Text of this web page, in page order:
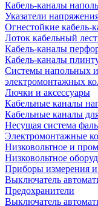
Кабель-каналы
Указатели
Огнестойкие кабель-
Лоток кабельный
Кабель-каналы
Кабель-каналы
Системы напольных
электромонтажных
Лючки и аксессуары
Кабельные каналы
Кабельные каналы
Несущая система
Электромонтажные
Низковольтное и
Низковольтное
Приборы измерения и
Выключатель
Предохранители
Выключатель